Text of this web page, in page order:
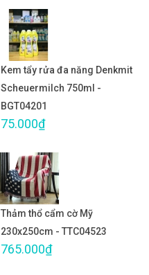
Kem tẩy rửa đa năng Denkmit
Scheuermilch 750ml -
BGT04201
75.000₫
Thảm thổ cẩm cờ Mỹ
230x250cm - TTC04523
765.000₫